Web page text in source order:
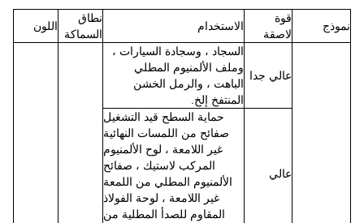
نموذج
قوة
لاصقة
الاستخدام
نطاق
السماكة
اللون
عالي جدا
السجاد ، وسجادة السيارات ،
وملف الألمنيوم المطلي
الباهت ، والرمل الخشن
المنتفخ إلخ.
عالي
حماية السطح قيد التشغيل
صفائح من اللمسات النهائية
غير اللامعة ، لوح الألمنيوم
المركب لاستيك ، صفائح
الألمنيوم المطلي من اللمعة
غير اللامعة ، لوحة الفولاذ
المقاوم للصدأ المطلية من